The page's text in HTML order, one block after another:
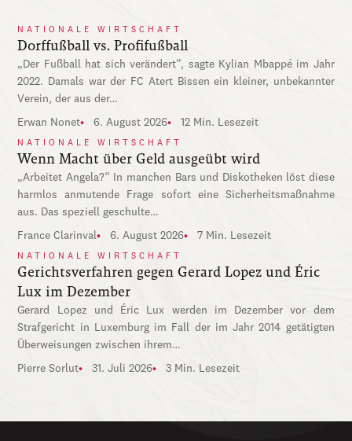
NATIONALE WIRTSCHAFT
Dorffußball vs. Profifußball
„Der Fußball hat sich verändert“, sagte Kylian Mbappé im Jahr
2022. Damals war der FC Atert Bissen ein kleiner, unbekannter
Verein, der aus der…
Erwan Nonet 6. August 2026 12 Min. Lesezeit
NATIONALE WIRTSCHAFT
Wenn Macht über Geld ausgeübt wird
„Arbeitet Angela?“ In manchen Bars und Diskotheken löst diese
harmlos anmutende Frage sofort eine Sicherheitsmaßnahme
aus. Das speziell geschulte…
France Clarinval 6. August 2026 7 Min. Lesezeit
NATIONALE WIRTSCHAFT
Gerichtsverfahren gegen Gerard Lopez und Éric
Lux im Dezember
Gerard Lopez und Éric Lux werden im Dezember vor dem
Strafgericht in Luxemburg im Fall der im Jahr 2014 getätigten
Überweisungen zwischen ihrem…
Pierre Sorlut 31. Juli 2026 3 Min. Lesezeit